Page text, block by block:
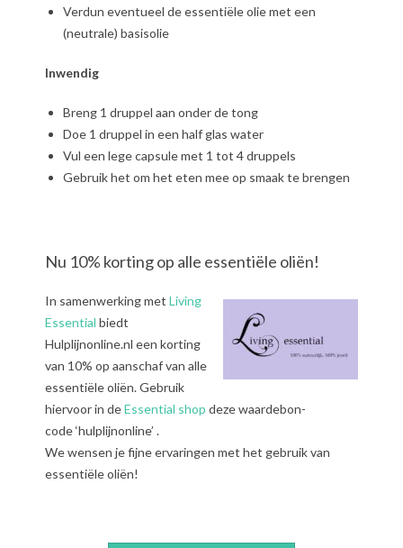
Verdun eventueel de essentiële olie met een
(neutrale) basisolie
Inwendig
Breng 1 druppel aan onder de tong
Doe 1 druppel in een half glas water
Vul een lege capsule met 1 tot 4 druppels
Gebruik het om het eten mee op smaak te brengen
Nu 10% korting op alle essentiële oliën!
In samenwerking met Living
Essential biedt
Hulplijnonline.nl een korting
van 10% op aanschaf van alle
essentiële oliën. Gebruik
hiervoor in deEssential shop deze waardebon-
code ‘hulplijnonline’ .
We wensen je fijne ervaringen met het gebruik van
essentiële oliën!